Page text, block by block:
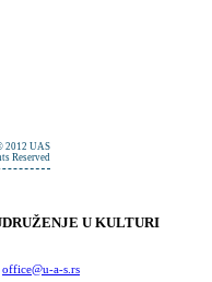
2012 UAS
Reserved
U KULTURI
office@u-a-s.rs